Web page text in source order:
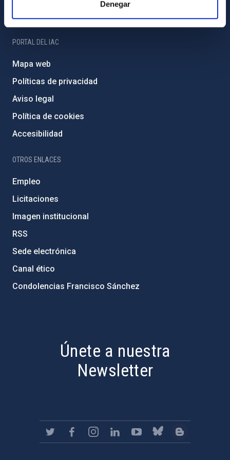
Denegar
Amigos del IAC
PORTAL DEL IAC
Mapa web
Políticas de privacidad
Aviso legal
Política de cookies
Accesibilidad
OTROS ENLACES
Empleo
Licitaciones
Imagen institucional
RSS
Sede electrónica
Canal ético
Condolencias Francisco Sánchez
Únete a nuestra
Newsletter